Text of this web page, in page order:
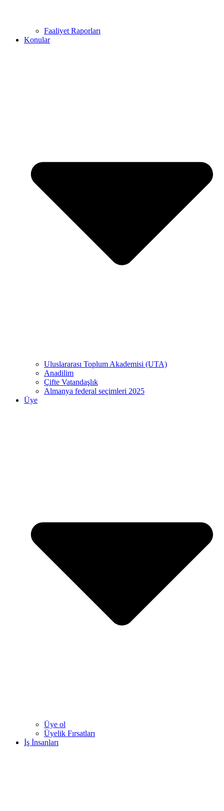
Faaliyet Raporları
Konular
Uluslararası Toplum Akademisi (UTA)
Anadilim
Çifte Vatandaşlık
Almanya federal seçimleri 2025
Üye
Üye ol
Üyelik Fırsatları
İş İnsanları